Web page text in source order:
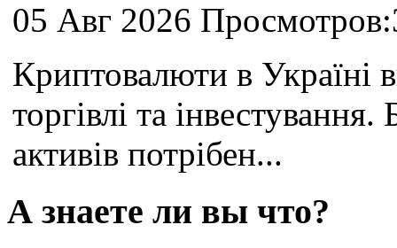
05 Авг 2026
Криптовалюти в Україні
торгівлі та
активів потрібен...
А знаете ли вы что?